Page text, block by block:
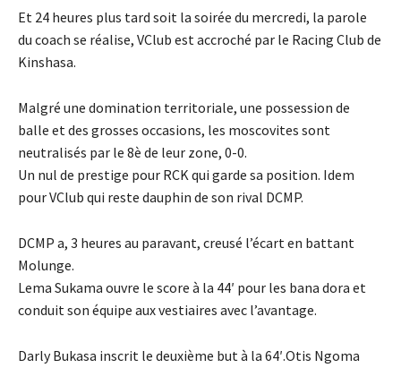
Et 24 heures plus tard soit la soirée du mercredi, la parole
du coach se réalise, VClub est accroché par le Racing Club de
Kinshasa.
Malgré une domination territoriale, une possession de
balle et des grosses occasions, les moscovites sont
neutralisés par le 8è de leur zone, 0-0.
Un nul de prestige pour RCK qui garde sa position. Idem
pour VClub qui reste dauphin de son rival DCMP.
DCMP a, 3 heures au paravant, creusé l’écart en battant
Molunge.
Lema Sukama ouvre le score à la 44′ pour les bana dora et
conduit son équipe aux vestiaires avec l’avantage.
Darly Bukasa inscrit le deuxième but à la 64′.Otis Ngoma